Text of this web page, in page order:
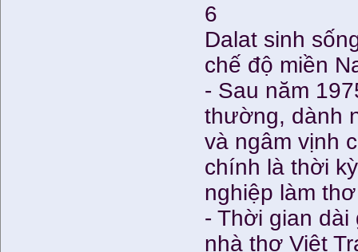
6
Dalat sinh
chế độ miền
- Sau năm
thường, dành
và ngâm vịnh
chính là thời
nghiệp làm
- Thời gian
nhà thơ Việt